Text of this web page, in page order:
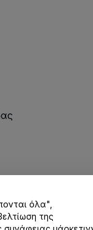
μαζί μας
όλα",
της